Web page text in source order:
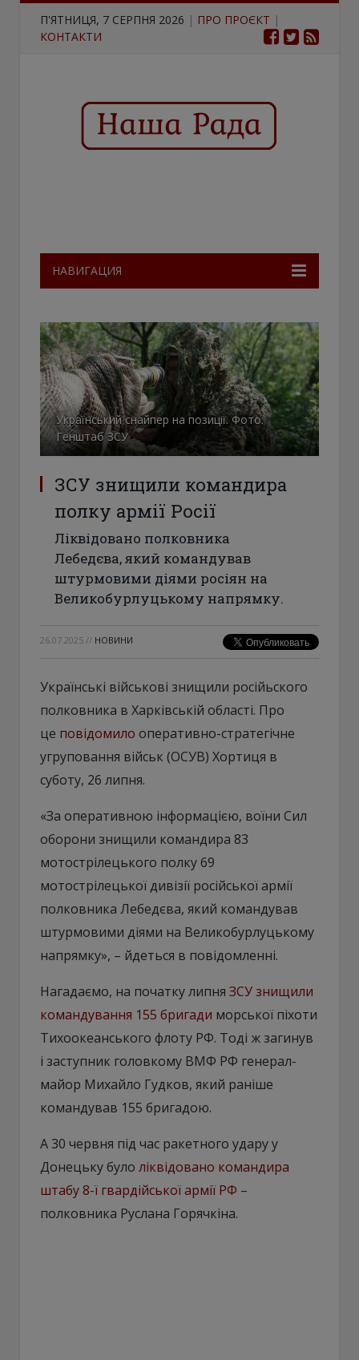
П'ЯТНИЦЯ, 7 СЕРПНЯ 2026 | ПРО ПРОЄКТ |
КОНТАКТИ
НАВИГАЦИЯ
Український снайпер на позиції. Фото:
Генштаб ЗСУ
ЗСУ знищили командира
полку армії Росії
Ліквідовано полковника
Лебедєва, який командував
штурмовими діями росіян на
Великобурлуцькому напрямку.
26.07.2025 // НОВИНИ
Українські військові знищили російьского
полковника в Харківській області. Про
це повідомило оперативно-стратегічне
угруповання військ (ОСУВ) Хортиця в
суботу, 26 липня.
«За оперативною інформацією, воїни Сил
оборони знищили командира 83
мотострілецького полку 69
мотострілецької дивізії російської армії
полковника Лебедєва, який командував
штурмовими діями на Великобурлуцькому
напрямку», – йдеться в повідомленні.
Нагадаємо, на початку липня ЗСУ знищили
командування 155 бригади морської піхоти
Тихоокеанського флоту РФ. Тоді ж загинув
і заступник головкому ВМФ РФ генерал-
майор Михайло Гудков, який раніше
командував 155 бригадою.
А 30 червня під час ракетного удару у
Донецьку було ліквідовано командира
штабу 8-ї гвардійської армії РФ –
полковника Руслана Горячкіна.